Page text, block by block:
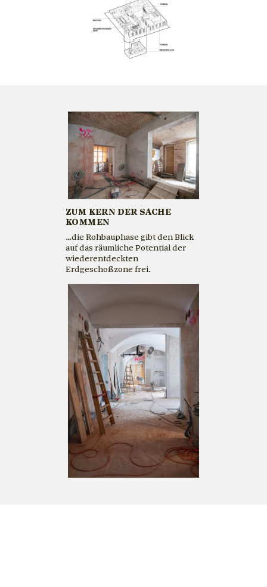
ZUM KERN DER SACHE
KOMMEN
…die Rohbauphase gibt den Blick
auf das räumliche Potential der
wiederentdeckten
Erdgeschoßzone frei.